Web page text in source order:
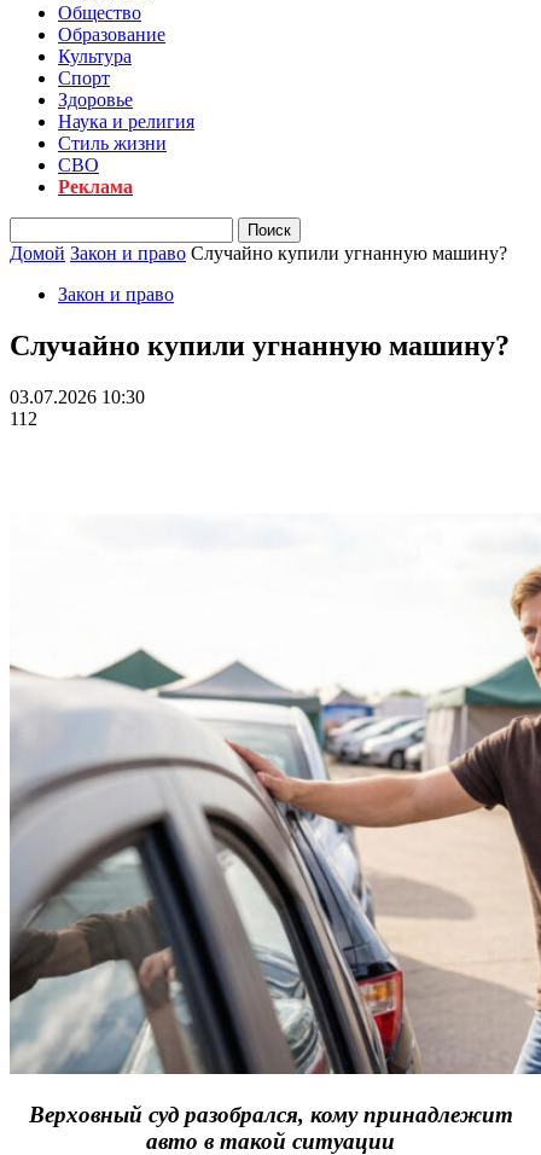
Общество
Образование
Культура
Спорт
Здоровье
Наука и религия
Стиль жизни
СВО
Реклама
Домой Закон и право Случайно купили угнанную машину?
Закон и право
Случайно купили угнанную машину?
03.07.2026 10:30
112
Верховный суд разобрался, кому принадлежит
авто в такой ситуации